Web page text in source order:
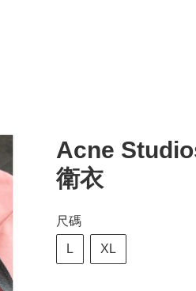
Acne
衛衣
尺碼
L XL